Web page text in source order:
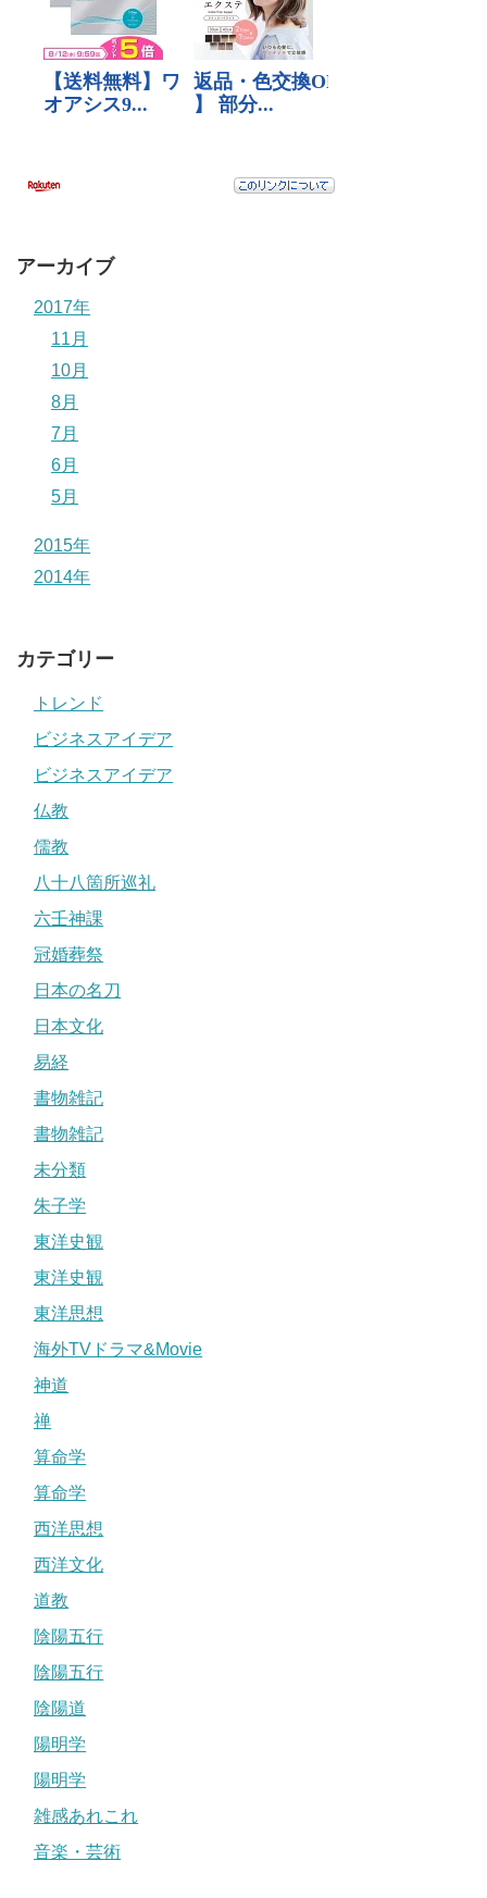
アーカイブ
2017年
11月
10月
8月
7月
6月
5月
2015年
2014年
カテゴリー
トレンド
ビジネスアイデア
ビジネスアイデア
仏教
儒教
八十八箇所巡礼
六壬神課
冠婚葬祭
日本の名刀
日本文化
易経
書物雑記
書物雑記
未分類
朱子学
東洋史観
東洋史観
東洋思想
海外TVドラマ&Movie
神道
禅
算命学
算命学
西洋思想
西洋文化
道教
陰陽五行
陰陽五行
陰陽道
陽明学
陽明学
雑感あれこれ
音楽・芸術